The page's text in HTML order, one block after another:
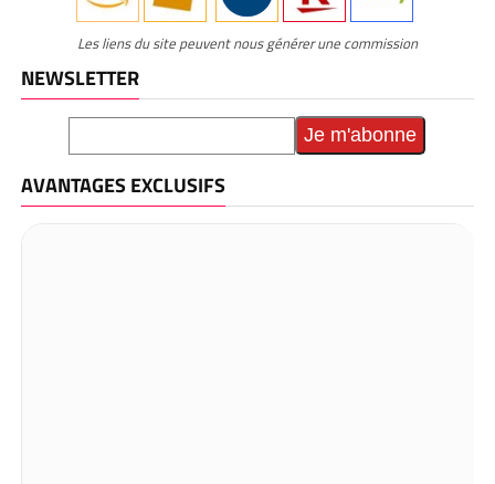
Les liens du site peuvent nous générer une commission
NEWSLETTER
AVANTAGES EXCLUSIFS